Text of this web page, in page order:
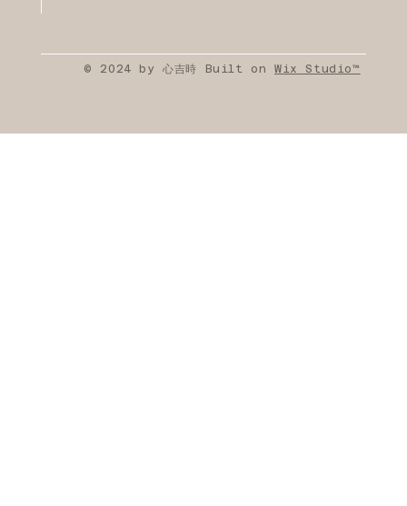
© 2024 by 心吉時 Built on Wix Studio™